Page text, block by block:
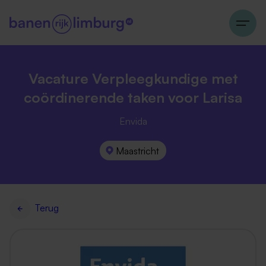
Vacature Verpleegkundige met
coördinerende taken voor Larisa
Envida
Maastricht
Terug